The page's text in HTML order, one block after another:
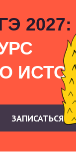
2027:
ЗАПИСАТЬСЯ